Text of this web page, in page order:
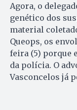
Agora, o
genético dos
material
Queops, os
feira (5) porque
da polícia. O
Vasconcelos já